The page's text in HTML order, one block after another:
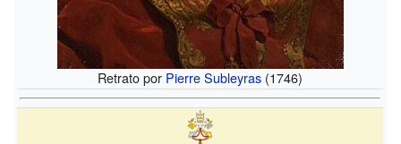
Retrato por Pierre Subleyras (1746)